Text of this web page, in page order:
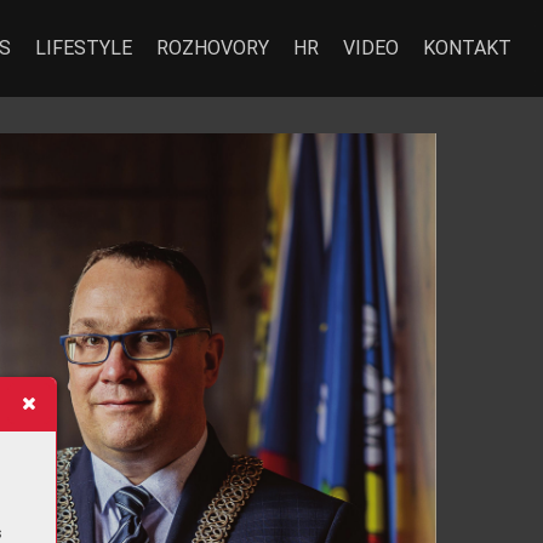
LIFESTYLE ROZHOVORY HR VIDEO KONTAKT